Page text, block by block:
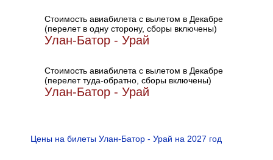
Стоимость авиабилета с вылетом в Декабре
(перелет в одну сторону, сборы включены)
Улан-Батор - Урай
Стоимость авиабилета с вылетом в Декабре
(перелет туда-обратно, сборы включены)
Улан-Батор - Урай
Цены на билеты Улан-Батор - Урай на 2027 год